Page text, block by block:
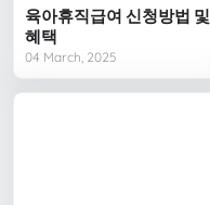
육아휴직급여 신청방법 및
혜택
04 March, 2025